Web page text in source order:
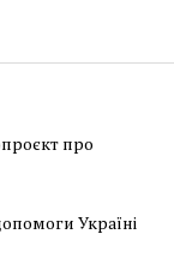
про
Україні